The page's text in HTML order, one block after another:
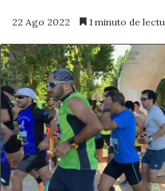
22 Ago 2022 1 minuto de